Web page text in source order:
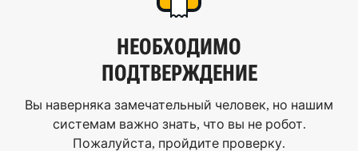
НЕОБХОДИМО
ПОДТВЕРЖДЕНИЕ
Вы наверняка замечательный человек, но нашим
системам важно знать, что вы не робот.
Пожалуйста, пройдите проверку.